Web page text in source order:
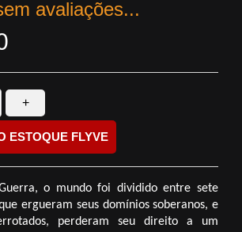
avaliações...
+
ESTOQUE FLYVE
o mundo foi dividido entre sete
ergueram seus domínios soberanos, e
perderam seu direito a um